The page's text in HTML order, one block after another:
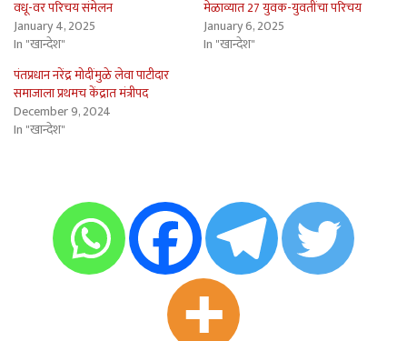
वधू-वर परिचय संमेलन
January 4, 2025
In "खान्देश"
मेळाव्यात 27 युवक-युवतींचा परिचय
January 6, 2025
In "खान्देश"
पंतप्रधान नरेंद्र मोदींमुळे लेवा पाटीदार
समाजाला प्रथमच केंद्रात मंत्रीपद
December 9, 2024
In "खान्देश"